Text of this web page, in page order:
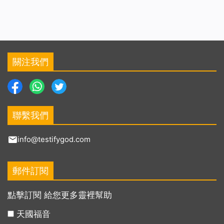
關注我們
聯繫我們
info@testifygod.com
郵件訂閱
點擊訂閱 給您更多靈裡幫助
天國福音